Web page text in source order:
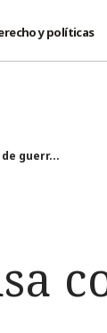
y políticas
guerr...